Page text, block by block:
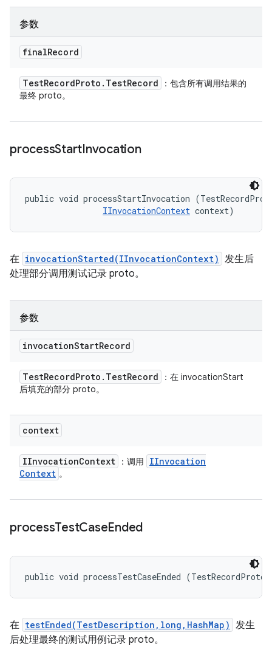
参数
finalRecord
TestRecordProto . TestRecord
：包含所有调用结果的
最终 proto。
processStartInvocation
public void processStartInvocation
IInvocationContext context)
在 invocationStarted(IInvocationContext) 发生后
处理部分调用测试记录 proto。
参数
invocationStartRecord
TestRecordProto . TestRecord
：在 invocationStart
后填充的部分 proto。
context
IInvocationContext ：调用
IInvocation
Context 。
processTestCaseEnded
public void processTestCaseEnded
在 testEnded(TestDescription,long,HashMap) 发生
后处理最终的测试用例记录 proto。